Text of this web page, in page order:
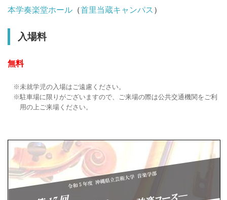
本学奏楽堂ホール （首里当蔵キャンパス ）
入場料
無料
未就学児の入場はご遠慮ください。
駐車場に限りがございますので、ご来場の際は公共交通機関をご利
用の上ご来場ください。